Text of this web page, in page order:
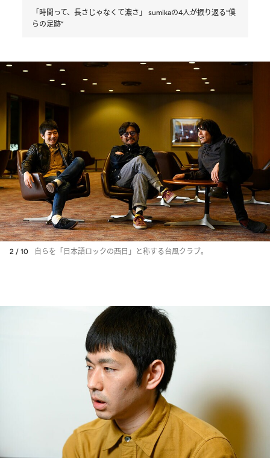
「時間って、長さじゃなくて濃さ」 sumikaの4人が振り返る“僕
らの足跡”
2 / 10 自らを「日本語ロックの西日」と称する台風クラブ。